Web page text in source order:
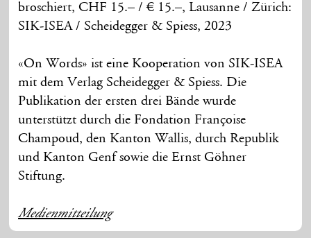
broschiert, CHF 15.– / € 15.–, Lausanne / Zürich:
SIK-ISEA / Scheidegger & Spiess, 2023
«On Words» ist eine Kooperation von SIK-ISEA
mit dem Verlag Scheidegger & Spiess. Die
Publikation der ersten drei Bände wurde
unterstützt durch die Fondation Françoise
Champoud, den Kanton Wallis, durch Republik
und Kanton Genf sowie die Ernst Göhner
Stiftung.
Medienmitteilung